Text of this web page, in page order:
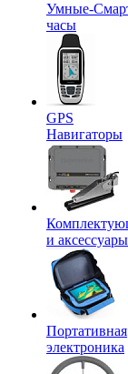
Умные-
часы
GPS
Навигаторы
и аксессуары
Портативная
электроника